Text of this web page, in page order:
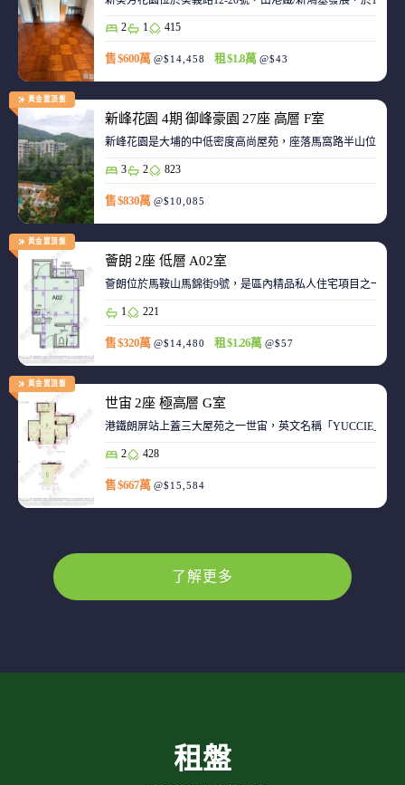
2 1 415
售 $600萬 @$14,458 租 $1.8萬 @$43
黃金置頂盤
新峰花園 4期 御峰豪園 27座 高層 F室
新峰花園是大埔的中低密度高尚屋苑，座落馬窩路半山位置
3 2 823
售 $830萬 @$10,085
黃金置頂盤
薈朗 2座 低層 A02室
薈朗位於馬鞍山馬錦街9號，是區內精品私人住宅項目之一，
1 221
售 $320萬 @$14,480 租 $1.26萬 @$57
黃金置頂盤
世宙 2座 極高層 G室
港鐵朗屏站上蓋三大屋苑之一世宙，英文名稱「YUCCIE」，
2 428
售 $667萬 @$15,584
了解更多
租盤